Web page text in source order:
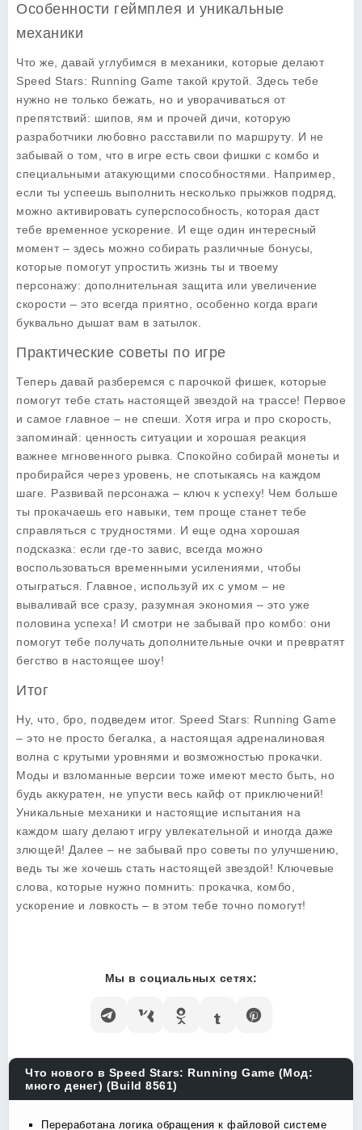
Особенности геймплея и уникальные
механики
Что же, давай углубимся в механики, которые делают
Speed Stars: Running Game такой крутой. Здесь тебе
нужно не только бежать, но и уворачиваться от
препятствий: шипов, ям и прочей дичи, которую
разработчики любовно расставили по маршруту. И не
забывай о том, что в игре есть свои фишки с комбо и
специальными атакующими способностями. Например,
если ты успеешь выполнить несколько прыжков подряд,
можно активировать суперспособность, которая даст
тебе временное ускорение. И еще один интересный
момент – здесь можно собирать различные бонусы,
которые помогут упростить жизнь ты и твоему
персонажу: дополнительная защита или увеличение
скорости – это всегда приятно, особенно когда враги
буквально дышат вам в затылок.
Практические советы по игре
Теперь давай разберемся с парочкой фишек, которые
помогут тебе стать настоящей звездой на трассе! Первое
и самое главное – не спеши. Хотя игра и про скорость,
запоминай: ценность ситуации и хорошая реакция
важнее мгновенного рывка. Спокойно собирай монеты и
пробирайся через уровень, не спотыкаясь на каждом
шаге. Развивай персонажа – ключ к успеху! Чем больше
ты прокачаешь его навыки, тем проще станет тебе
справляться с трудностями. И еще одна хорошая
подсказка: если где-то завис, всегда можно
воспользоваться временными усилениями, чтобы
отыграться. Главное, используй их с умом – не
вываливай все сразу, разумная экономия – это уже
половина успеха! И смотри не забывай про комбо: они
помогут тебе получать дополнительные очки и превратят
бегство в настоящее шоу!
Итог
Ну, что, бро, подведем итог. Speed Stars: Running Game
– это не просто бегалка, а настоящая адреналиновая
волна с крутыми уровнями и возможностью прокачки.
Моды и взломанные версии тоже имеют место быть, но
будь аккуратен, не упусти весь кайф от приключений!
Уникальные механики и настоящие испытания на
каждом шагу делают игру увлекательной и иногда даже
злющей! Далее – не забывай про советы по улучшению,
ведь ты же хочешь стать настоящей звездой! Ключевые
слова, которые нужно помнить: прокачка, комбо,
ускорение и ловкость – в этом тебе точно помогут!
Мы в социальных сетях:
Что нового в Speed Stars: Running Game (Мод:
много денег) (Build 8561)
Переработана логика обращения к файловой системе